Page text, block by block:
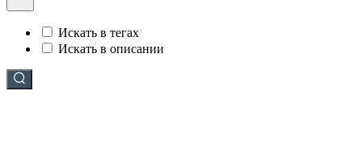
Искать в тегах
Искать в описании